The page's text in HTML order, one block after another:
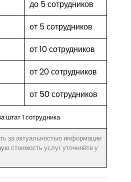
до 5 сотрудников
от 5 сотрудников
от 10 сотрудников
от 20 сотрудников
от 50 сотрудников
штат 1 сотрудника
за актуальностью информации
стоимость услуг уточняйте у